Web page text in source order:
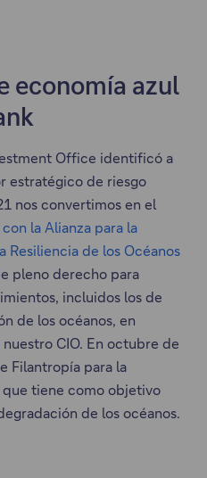
economía azul
Office identificó a
estratégico de riesgo
nos convertimos en el
la Alianza para la
Resiliencia de los Océanos
pleno derecho para
incluidos los de
de los océanos, en
CIO. En octubre de
Filantropía para la
que tiene como objetivo
de los océanos.